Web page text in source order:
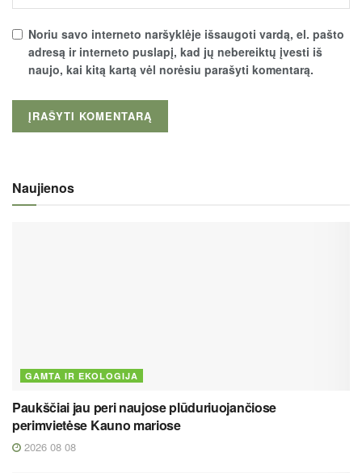
Noriu savo interneto naršyklėje išsaugoti vardą, el. pašto
adresą ir interneto puslapį, kad jų nebereiktų įvesti iš
naujo, kai kitą kartą vėl norėsiu parašyti komentarą.
Naujienos
GAMTA IR EKOLOGIJA
Paukščiai jau peri naujose plūduriuojančiose
perimvietėse Kauno mariose
2026 08 08